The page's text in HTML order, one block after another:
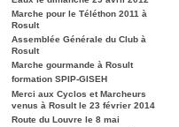
Marche pour le Téléthon 2011 à
Rosult
Assemblée Générale du Club à
Rosult
Marche gourmande à Rosult
formation SPIP-GISEH
Merci aux Cyclos et Marcheurs
venus à Rosult le 23 février 2014
Route du Louvre le 8 mai